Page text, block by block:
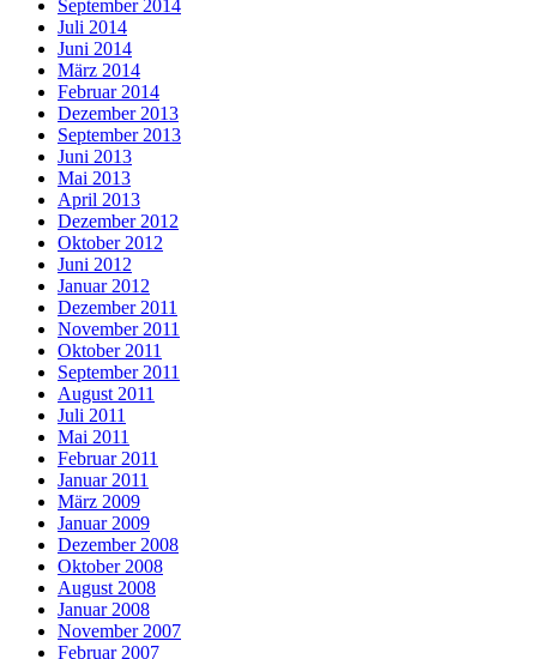
September 2014
Juli 2014
Juni 2014
März 2014
Februar 2014
Dezember 2013
September 2013
Juni 2013
Mai 2013
April 2013
Dezember 2012
Oktober 2012
Juni 2012
Januar 2012
Dezember 2011
November 2011
Oktober 2011
September 2011
August 2011
Juli 2011
Mai 2011
Februar 2011
Januar 2011
März 2009
Januar 2009
Dezember 2008
Oktober 2008
August 2008
Januar 2008
November 2007
Februar 2007